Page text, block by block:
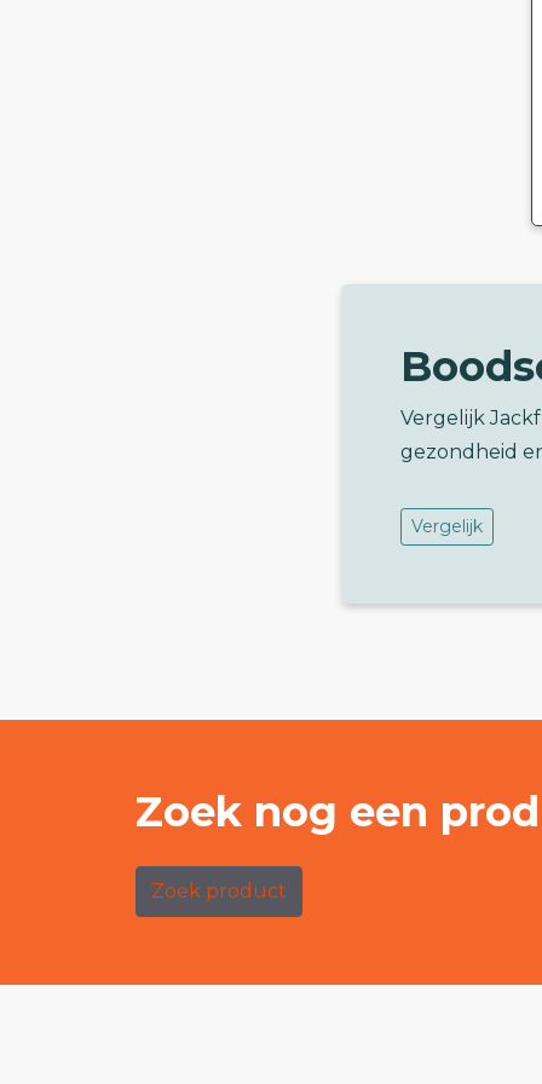
Vergelijk
gezondheid
Vergelijk
Zoek nog een
Zoek product